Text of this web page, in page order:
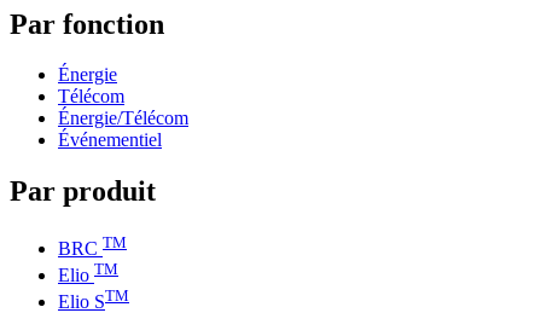
Par fonction
Énergie
Télécom
Énergie/Télécom
Événementiel
Par produit
BRC TM
Elio TM
Elio STM